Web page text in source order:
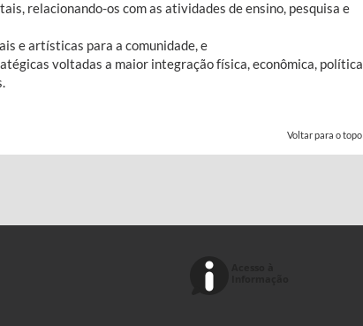
relacionando-os com as atividades de ensino, pesquisa e
e artísticas para a comunidade, e
voltadas a maior integração física, econômica, política,
Voltar para o topo